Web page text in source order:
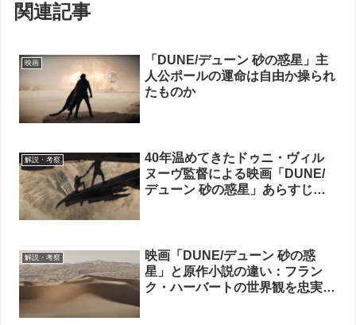
関連記事
映画
「DUNE/デューン 砂の惑星」主
人公ポールの運命は自由か操られ
たものか
解説・考察
40年温めてきたドゥニ・ヴィル
ヌーヴ監督による映画「DUNE/
デューン 砂の惑星」あらすじ・
解説・考察
映画「DUNE/デューン 砂の惑
星」と原作小説の違い：フラン
ク・ハーバートの世界観を忠実に